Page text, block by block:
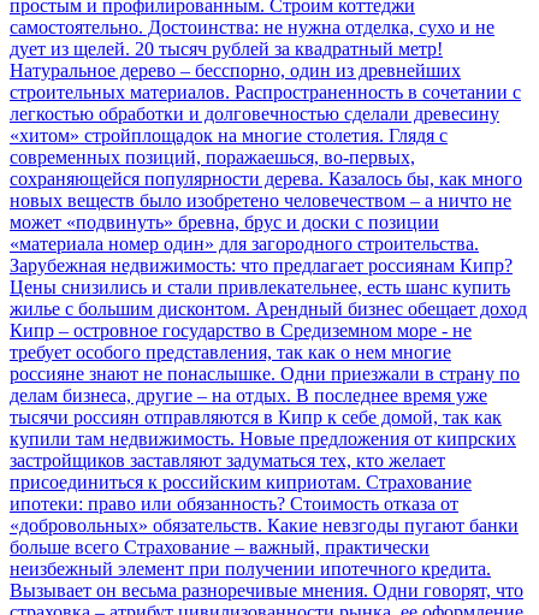
простым и профилированным. Строим коттеджи
самостоятельно. Достоинства: не нужна отделка, сухо и не
дует из щелей. 20 тысяч рублей за квадратный метр!
Натуральное дерево – бесспорно, один из древнейших
строительных материалов. Распространенность в сочетании с
легкостью обработки и долговечностью сделали древесину
«хитом» стройплощадок на многие столетия. Глядя с
современных позиций, поражаешься, во-первых,
сохраняющейся популярности дерева. Казалось бы, как много
новых веществ было изобретено человечеством – а ничто не
может «подвинуть» бревна, брус и доски с позиции
«материала номер один» для загородного строительства.
Зарубежная недвижимость: что предлагает россиянам Кипр?
Цены снизились и стали привлекательнее, есть шанс купить
жилье с большим дисконтом. Арендный бизнес обещает доход
Кипр – островное государство в Средиземном море - не
требует особого представления, так как о нем многие
россияне знают не понаслышке. Одни приезжали в страну по
делам бизнеса, другие – на отдых. В последнее время уже
тысячи россиян отправляются в Кипр к себе домой, так как
купили там недвижимость. Новые предложения от кипрских
застройщиков заставляют задуматься тех, кто желает
присоединиться к российским киприотам. Страхование
ипотеки: право или обязанность? Стоимость отказа от
«добровольных» обязательств. Какие невзгоды пугают банки
больше всего Страхование – важный, практически
неизбежный элемент при получении ипотечного кредита.
Вызывает он весьма разноречивые мнения. Одни говорят, что